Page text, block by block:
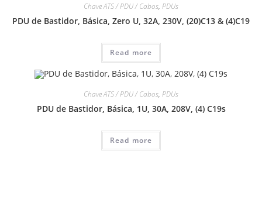
Chave ATS / PDU / Cabos, PDUs
PDU de Bastidor, Básica, Zero U, 32A, 230V, (20)C13 & (4)C19
Read more
Chave ATS / PDU / Cabos, PDUs
PDU de Bastidor, Básica, 1U, 30A, 208V, (4) C19s
Read more